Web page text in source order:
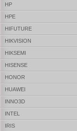
HP
HPE
HIFUTURE
HIKVISION
HIKSEMI
HISENSE
HONOR
HUAWEI
INNO3D
INTEL
IRIS